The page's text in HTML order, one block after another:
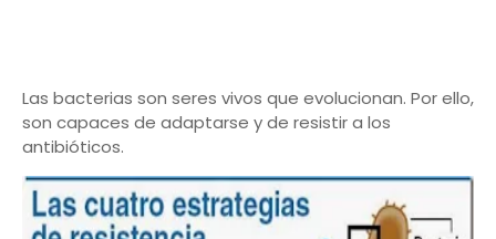
Las bacterias son seres vivos que evolucionan. Por ello,
son capaces de adaptarse y de resistir a los
antibióticos.